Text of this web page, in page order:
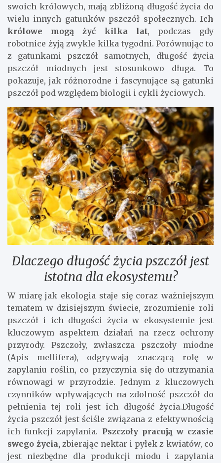
swoich królowych, mają zbliżoną długość życia do
wielu innych gatunków pszczół społecznych. Ich
królowe mogą żyć kilka lat, podczas gdy
robotnice żyją zwykle kilka tygodni. Porównując to
z gatunkami pszczół samotnych, długość życia
pszczół miodnych jest stosunkowo długa. To
pokazuje, jak różnorodne i fascynujące są gatunki
pszczół pod względem biologii i cykli życiowych.
Dlaczego długość życia pszczół jest
istotna dla ekosystemu?
W miarę jak ekologia staje się coraz ważniejszym
tematem w dzisiejszym świecie, zrozumienie roli
pszczół i ich długości życia w ekosystemie jest
kluczowym aspektem działań na rzecz ochrony
przyrody. Pszczoły, zwłaszcza pszczoły miodne
(Apis mellifera), odgrywają znaczącą rolę w
zapylaniu roślin, co przyczynia się do utrzymania
równowagi w przyrodzie. Jednym z kluczowych
czynników wpływających na zdolność pszczół do
pełnienia tej roli jest ich długość życia.Długość
życia pszczół jest ściśle związana z efektywnością
ich funkcji zapylania. Pszczoły pracują w czasie
swego życia,zbierając nektar i pyłek z kwiatów, co
jest niezbędne dla produkcji miodu i zapylania